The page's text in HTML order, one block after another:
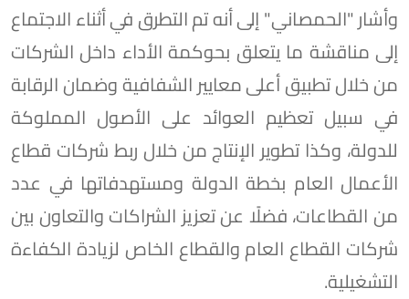
وأشار "الحمصاني" إلى أنه تم التطرق في أثناء الاجتماع
إلى مناقشة ما يتعلق بحوكمة الأداء داخل الشركات
من خلال تطبيق أعلى معايير الشفافية وضمان الرقابة
في سبيل تعظيم العوائد على الأصول المملوكة
للدولة، وكذا تطوير الإنتاج من خلال ربط شركات قطاع
الأعمال العام بخطة الدولة ومستهدفاتها في عدد
من القطاعات، فضلًا عن تعزيز الشراكات والتعاون بين
شركات القطاع العام والقطاع الخاص لزيادة الكفاءة
التشغيلية.